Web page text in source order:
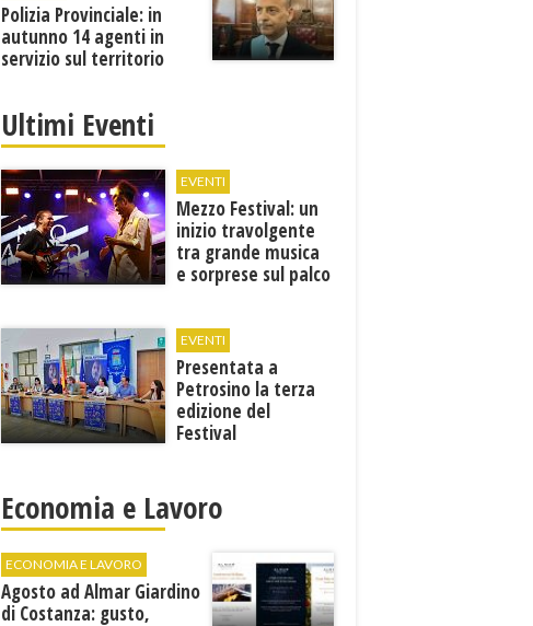
Polizia Provinciale: in
autunno 14 agenti in
servizio sul territorio
Ultimi Eventi
EVENTI
Mezzo Festival: un
inizio travolgente
tra grande musica
e sorprese sul palco
EVENTI
Presentata a
Petrosino la terza
edizione del
Festival
"Voci dal
Mediterraneo"
Economia e Lavoro
ECONOMIA E LAVORO
Agosto ad Almar Giardino
di Costanza: gusto,